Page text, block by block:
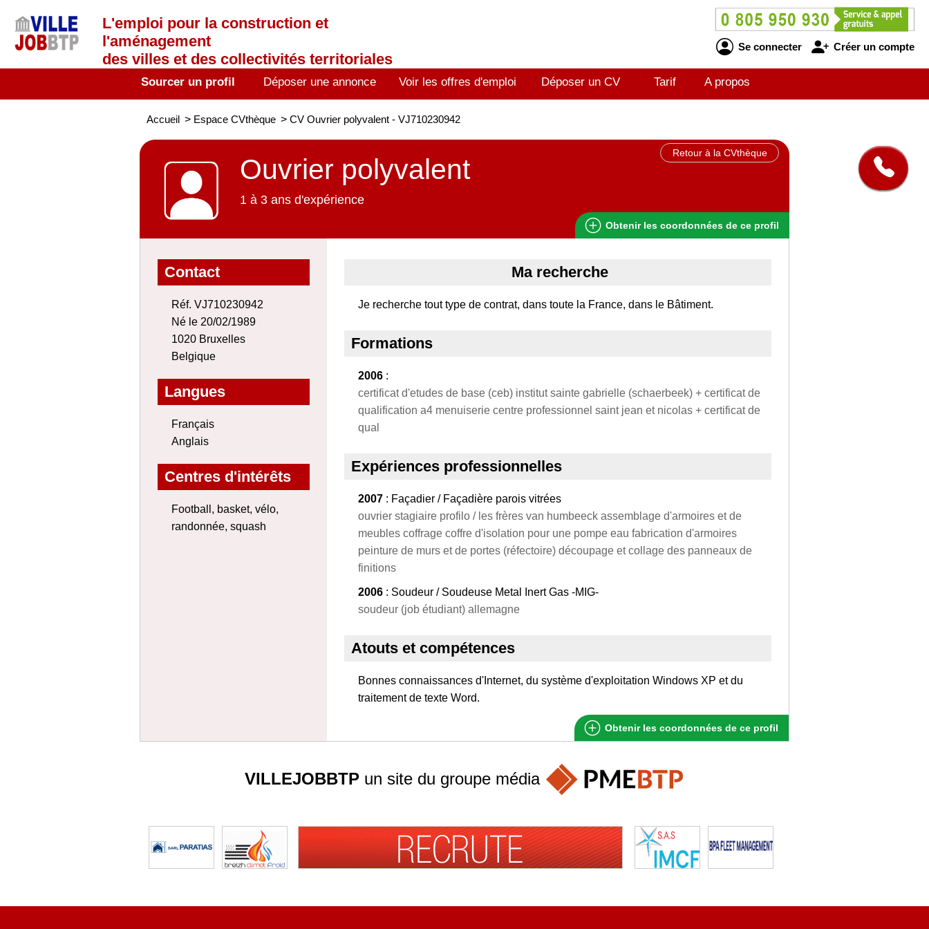
L'emploi pour la construction et
l'aménagement
des villes et des collectivités territoriales
Se connecter Créer un compte
Sourcer un profil Déposer une annonce Voir les offres d'emploi Déposer un CV Tarif A propos
Accueil > Espace CVthèque > CV Ouvrier polyvalent - VJ710230942
Retour à la CVthèque
Ouvrier polyvalent
1 à 3 ans d'expérience
Obtenir les coordonnées de ce profil
Contact
Réf. VJ710230942
Né le 20/02/1989
1020 Bruxelles
Belgique
Langues
Français
Anglais
Centres d'intérêts
Football, basket, vélo,
randonnée, squash
Ma recherche
Je recherche tout type de contrat, dans toute la France, dans le Bâtiment.
Formations
2006 :
certificat d'etudes de base (ceb) institut sainte gabrielle (schaerbeek) + certificat de
qualification a4 menuiserie centre professionnel saint jean et nicolas + certificat de
qual
Expériences professionnelles
2007 : Façadier / Façadière parois vitrées
ouvrier stagiaire profilo / les frères van humbeeck assemblage d'armoires et de
meubles coffrage coffre d'isolation pour une pompe eau fabrication d'armoires
peinture de murs et de portes (réfectoire) découpage et collage des panneaux de
finitions
2006 : Soudeur / Soudeuse Metal Inert Gas -MIG-
soudeur (job étudiant) allemagne
Atouts et compétences
Bonnes connaissances d'Internet, du système d'exploitation Windows XP et du
traitement de texte Word.
Obtenir les coordonnées de ce profil
VILLEJOBBTPun site du groupe média